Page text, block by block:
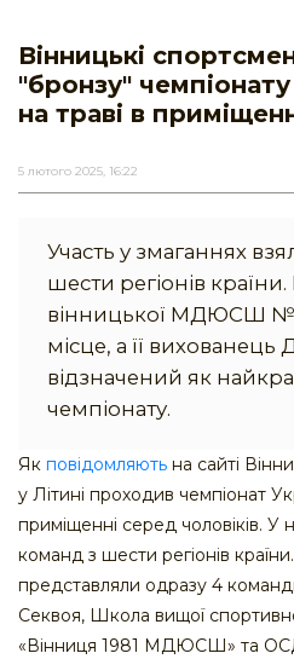
Вінницькі
"бронзу"
на траві в
5 лютого 2025, 16:22
Участь у змаганнях
шести регіонів
вінницької МДЮСШ
місце, а її
відзначений як
чемпіонату.
Як повідомляють на сайті
у Літині проходив чемпіонат
приміщенні серед чоловіків. У
команд з шести регіонів
представляли одразу 4
Секвоя, Школа вищої
«Вінниця 1981 МДЮСШ» та